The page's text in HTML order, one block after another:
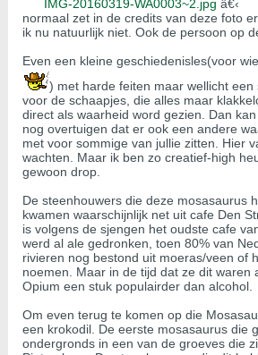
IMG-20160319-WA0003~2.jpg â€‹
normaal zet in de credits van deze foto
ik nu natuurlijk niet. Ook de persoon op
Even een kleine geschiedenisles(voor
) met harde feiten maar wellicht
voor de schaapjes, die alles maar
direct als waarheid word gezien. Dan
nog overtuigen dat er ook een andere
met voor sommige van jullie zitten. Hier
wachten. Maar ik ben zo creatief-high
gewoon drop.
De steenhouwers die deze mosasaurus
kwamen waarschijnlijk net uit cafe Den
is volgens de sjengen het oudste cafe
werd al ale gedronken, toen 80% van
rivieren nog bestond uit moeras/veen of
noemen. Maar in de tijd dat ze dit waren
Opium een stuk populairder dan alcohol.
Om even terug te komen op die
een krokodil. De eerste mosasaurus die
ondergronds in een van de groeves die